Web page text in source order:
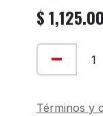
$1,125.00
Términos y